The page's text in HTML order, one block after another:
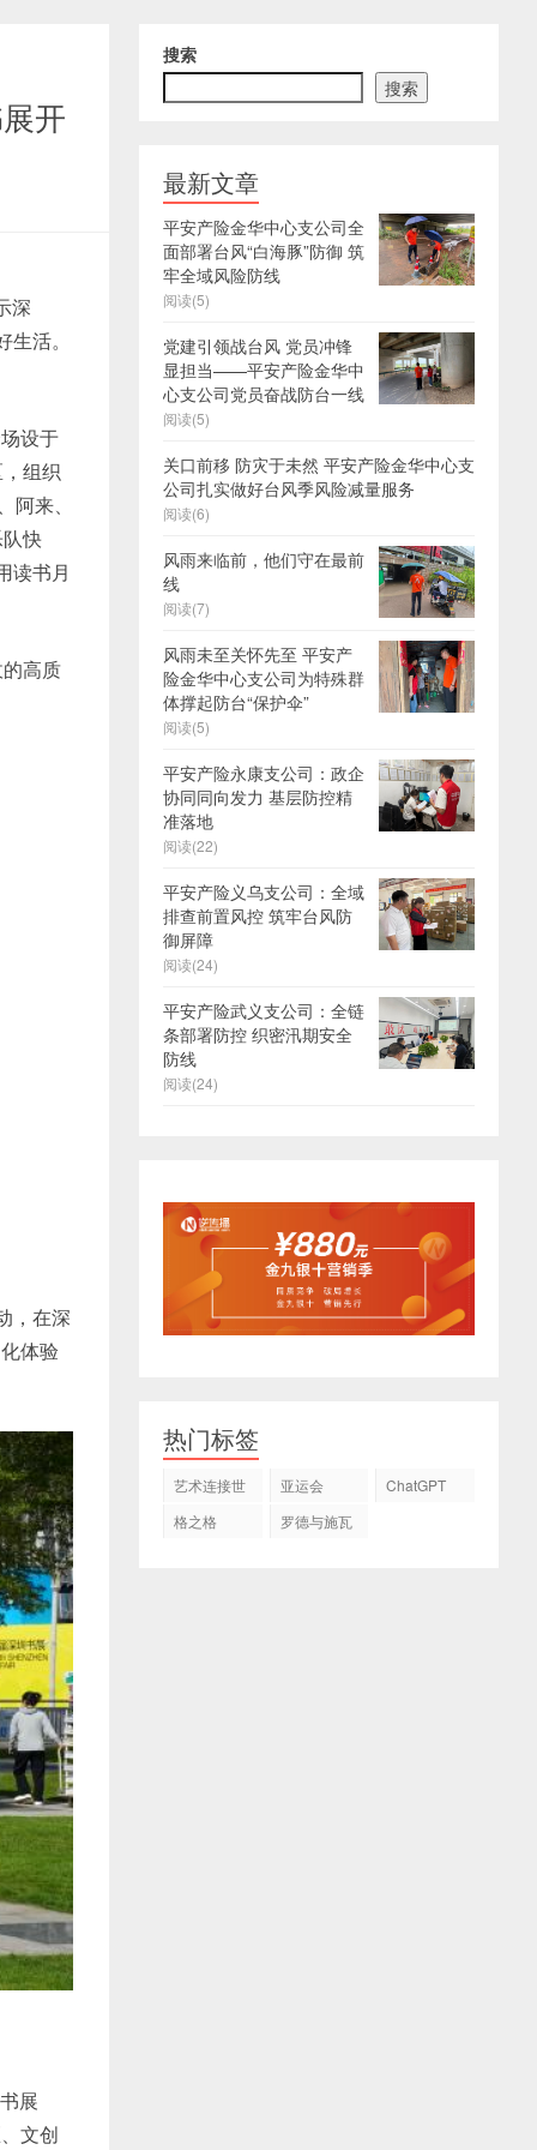
开
深
活。
设于
组织
来、
快
读书月
高质
，在深
体验
展
文创
搜索
搜索
最新文章
平安产险金华中心支公司全
面部署台风“白海豚”防御 筑
牢全域风险防线
阅读(5)
党建引领战台风 党员冲锋
显担当——平安产险金华中
心支公司党员奋战防台一线
阅读(5)
关口前移 防灾于未然 平安产险金华中心支
公司扎实做好台风季风险减量服务
阅读(6)
风雨来临前，他们守在最前
线
阅读(7)
风雨未至关怀先至 平安产
险金华中心支公司为特殊群
体撑起防台“保护伞”
阅读(5)
平安产险永康支公司：政企
协同同向发力 基层防控精
准落地
阅读(22)
平安产险义乌支公司：全域
排查前置风控 筑牢台风防
御屏障
阅读(24)
平安产险武义支公司：全链
条部署防控 织密汛期安全
防线
阅读(24)
热门标签
艺术连接世
亚运会
ChatGPT
格之格
罗德与施瓦